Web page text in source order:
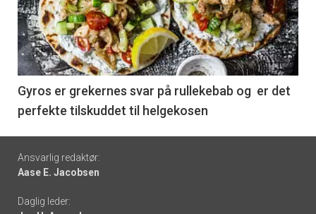
nå
-
6
Gyros er grekernes svar på rullekebab og er det
perfekte tilskuddet til helgekosen
Footer
-
Ansvarlig redaktør:
Aase E. Jacobsen
Daglig leder: